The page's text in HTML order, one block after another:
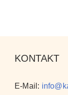
KONTAKT
E-Mail: